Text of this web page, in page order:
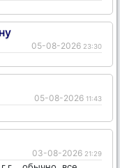
05-08-2026 23:30
05-08-2026 11:43
03-08-2026 21:29